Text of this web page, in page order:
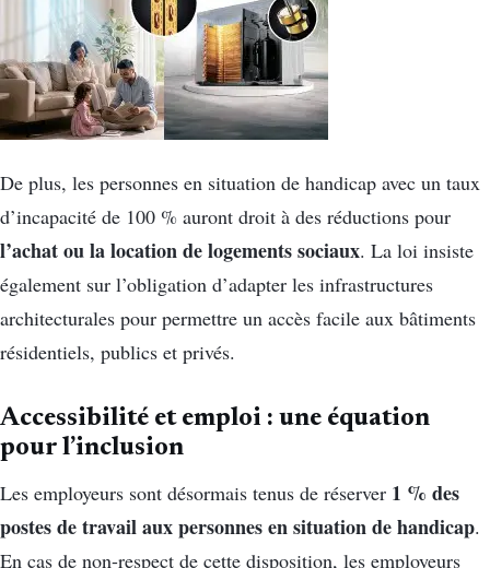
De plus, les personnes en situation de handicap avec un taux
d’incapacité de 100 % auront droit à des réductions pour
l’achat ou la location de logements sociaux. La loi insiste
également sur l’obligation d’adapter les infrastructures
architecturales pour permettre un accès facile aux bâtiments
résidentiels, publics et privés.
Accessibilité et emploi : une équation
pour l’inclusion
Les employeurs sont désormais tenus de réserver 1 % des
postes de travail aux personnes en situation de handicap.
En cas de non-respect de cette disposition, les employeurs